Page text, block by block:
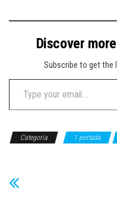
Discover
Subscribe to get
Type your email…
Categoría 1 portada